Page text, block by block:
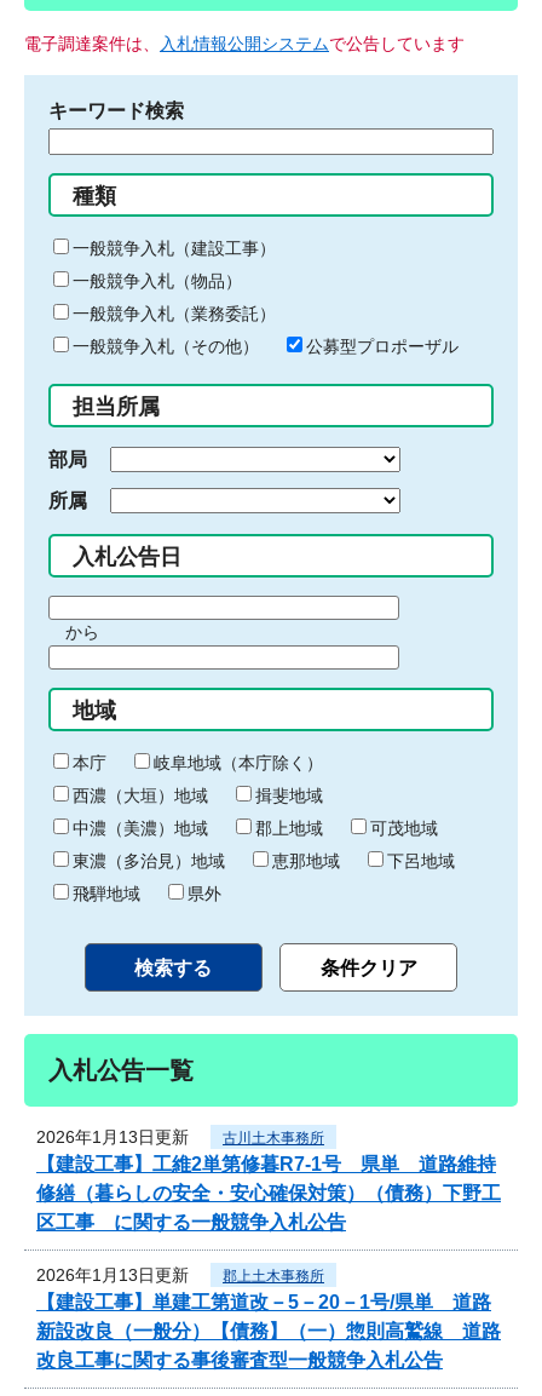
電子調達案件は、 入札情報公開システムで公告しています
キーワード検索
る
キ
ー
ワ
ー
ド
入
力
種類
一般競争入札（建設工事）
一般競争入札（物品）
一般競争入札（業務委託）
一般競争入札（その他）
公募型プロポーザル
担当所属
部局
所属
入札公告日
間
始
り
から
間
終
わ
り
地域
本庁
岐阜地域（本庁除く）
西濃（大垣）地域
揖斐地域
中濃（美濃）地域
郡上地域
可茂地域
東濃（多治見）地域
恵那地域
下呂地域
飛騨地域
県外
入札公告一覧
2026年1月13日更新 古川土木事務所
【建設工事】工維2単第修暮R7-1号 県単 道路維持
修繕（暮らしの安全・安心確保対策）（債務）下野工
区工事 に関する一般競争入札公告
2026年1月13日更新 郡上土木事務所
【建設工事】単建工第道改－5－20－1号/県単 道路
新設改良（一般分）【債務】（一）惣則高鷲線 道路
改良工事に関する事後審査型一般競争入札公告